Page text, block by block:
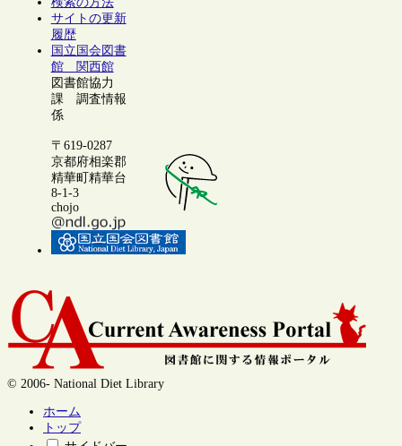
サイトの更新
履歴
国立国会図書
館 関西館
図書館協力
課 調査情報
係
〒619-0287
京都府相楽郡
精華町精華台
8-1-3
chojo
© 2006- National Diet Library
ホーム
トップ